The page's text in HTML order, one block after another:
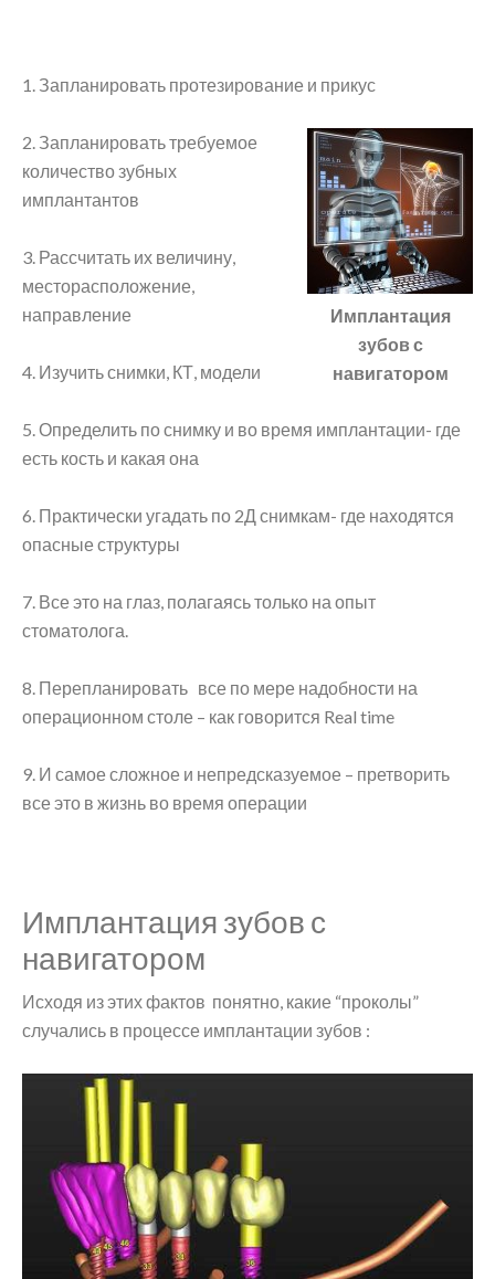
1. Запланировать протезирование и прикус
Имплантация
зубов с
навигатором
2. Запланировать требуемое
количество зубных
имплантантов
3. Рассчитать их величину,
месторасположение,
направление
4. Изучить снимки, КТ, модели
5. Определить по снимку и во время имплантации- где
есть кость и какая она
6. Практически угадать по 2Д снимкам- где находятся
опасные структуры
7. Все это на глаз, полагаясь только на опыт
стоматолога.
8. Перепланировать все по мере надобности на
операционном столе – как говорится Real time
9. И самое сложное и непредсказуемое – претворить
все это в жизнь во время операции
Имплантация зубов с
навигатором
Исходя из этих фактов понятно, какие “проколы”
случались в процессе имплантации зубов :